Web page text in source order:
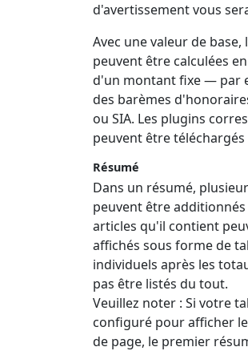
d'avertissement vous
Avec une valeur de base,
peuvent être calculées
d'un montant fixe — par
des barèmes
ou SIA. Les plugins
peuvent être
Résumé
Dans un résumé,
peuvent être additionnés
articles qu'il contient
affichés sous forme de
individuels après les
pas être listés du tout.
Veuillez noter : Si votre
configuré pour afficher
de page, le premier